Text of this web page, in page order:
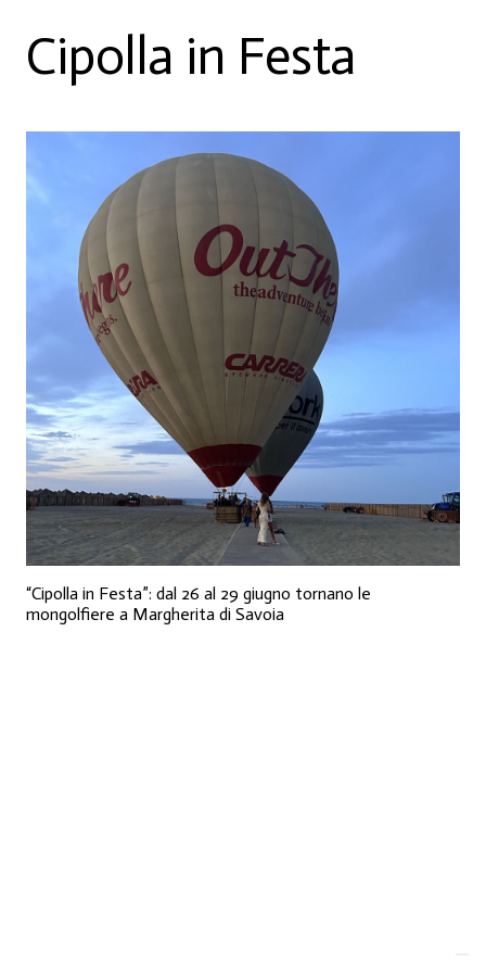
Cipolla in Festa
“Cipolla in Festa”: dal 26 al 29 giugno tornano le
mongolfiere a Margherita di Savoia